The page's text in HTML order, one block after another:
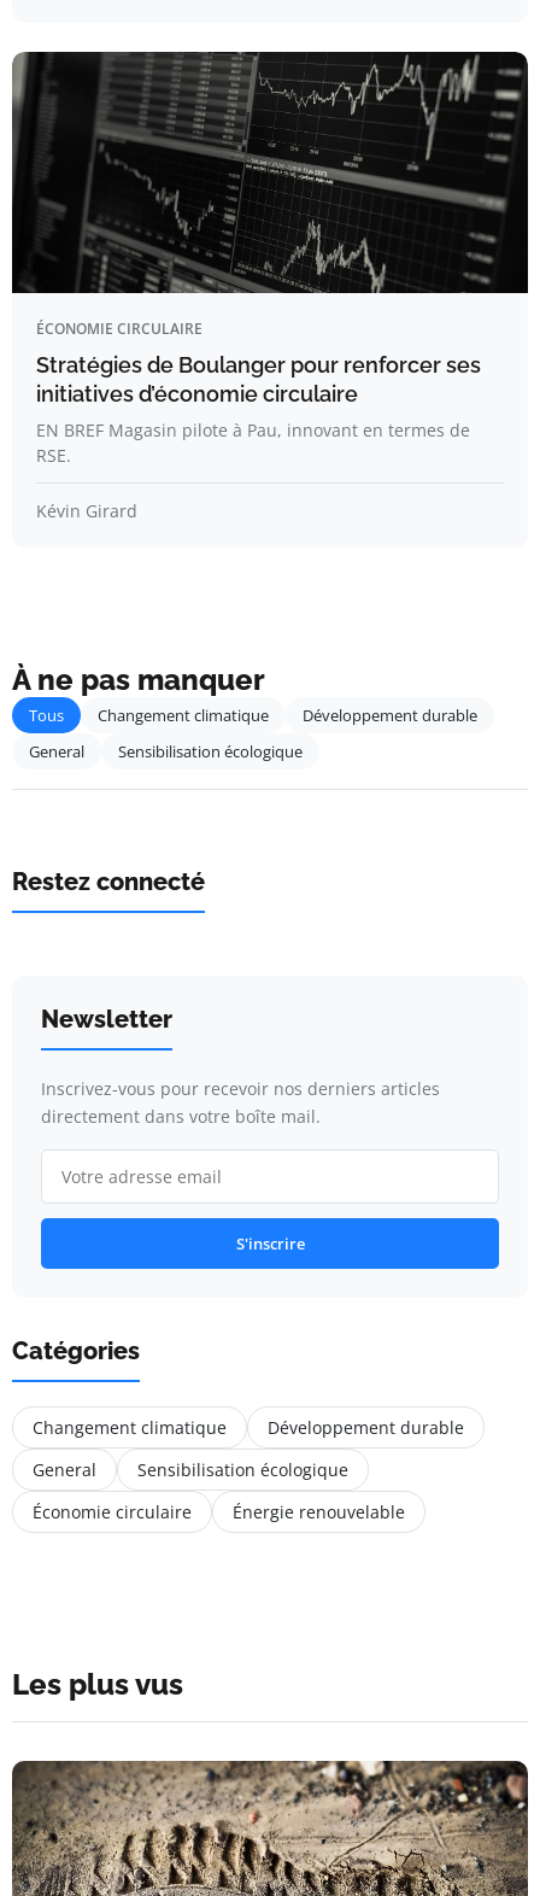
ÉCONOMIE CIRCULAIRE
Stratégies de Boulanger pour renforcer ses
initiatives d’économie circulaire
EN BREF Magasin pilote à Pau, innovant en termes de
RSE.
Kévin Girard
À ne pas manquer
Tous Changement climatique
Développement durable
General
Sensibilisation écologique
Restez connecté
Newsletter
Inscrivez-vous pour recevoir nos derniers articles
directement dans votre boîte mail.
S'inscrire
Catégories
Changement climatique
Développement durable
General
Sensibilisation écologique
Économie circulaire
Énergie renouvelable
Les plus vus